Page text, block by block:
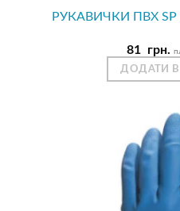
РУКАВИЧКИ ПВХ SP
81 грн.
ДОДАТИ